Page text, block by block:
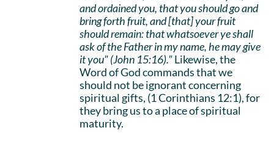
and ordained you, that you should go and
bring forth fruit, and [that] your fruit
should remain: that whatsoever ye shall
ask of the Father in my name, he may give
it you" (John 15:16)."Likewise, the
Word of God commands that we
should not be ignorant concerning
spiritual gifts, (1 Corinthians 12:1), for
they bring us to a place of spiritual
maturity.